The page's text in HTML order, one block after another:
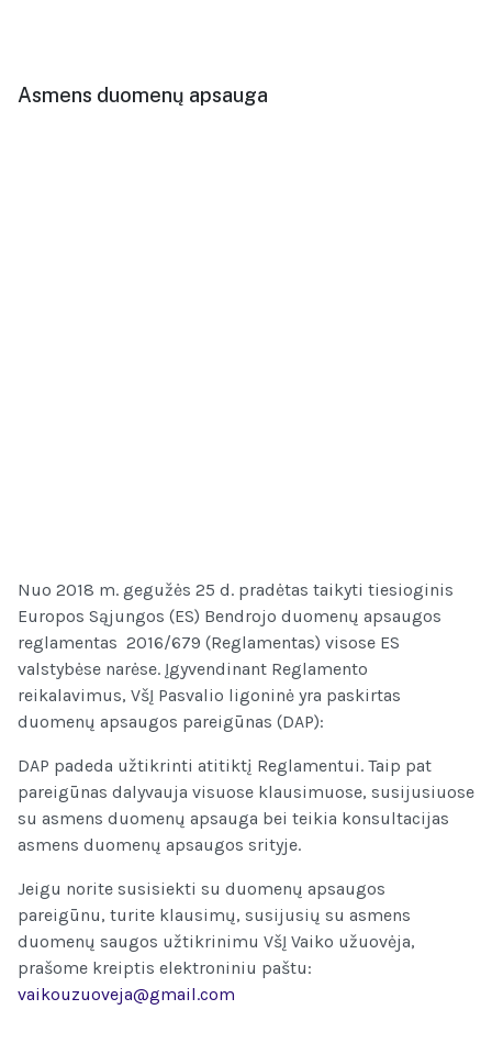
Asmens duomenų apsauga
Nuo 2018 m. gegužės 25 d. pradėtas taikyti tiesioginis
Europos Sąjungos (ES) Bendrojo duomenų apsaugos
reglamentas 2016/679 (Reglamentas) visose ES
valstybėse narėse. Įgyvendinant Reglamento
reikalavimus, VšĮ Pasvalio ligoninė yra paskirtas
duomenų apsaugos pareigūnas (DAP):
DAP padeda užtikrinti atitiktį Reglamentui. Taip pat
pareigūnas dalyvauja visuose klausimuose, susijusiuose
su asmens duomenų apsauga bei teikia konsultacijas
asmens duomenų apsaugos srityje.
Jeigu norite susisiekti su duomenų apsaugos
pareigūnu, turite klausimų, susijusių su asmens
duomenų saugos užtikrinimu VšĮ Vaiko užuovėja,
prašome kreiptis elektroniniu paštu:
vaikouzuoveja@gmail.com